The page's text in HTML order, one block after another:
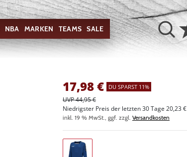
NBA MARKEN TEAMS SALE
17,98€ DU SPARST 11%
UVP 44,95 €
Niedrigster Preis der letzten 30 Tage 20,23 €
inkl. 19 % MwSt., ggf. zzgl. Versandkosten